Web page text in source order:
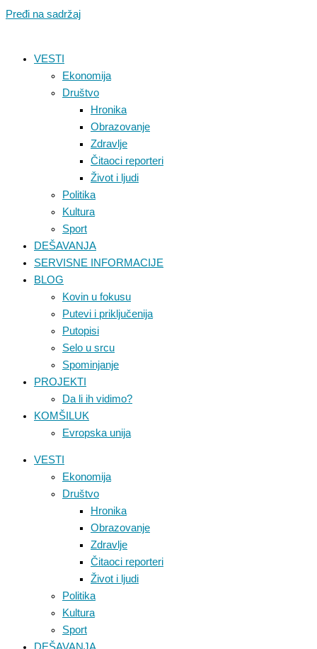
Pređi na sadržaj
VESTI
Ekonomija
Društvo
Hronika
Obrazovanje
Zdravlje
Čitaoci reporteri
Život i ljudi
Politika
Kultura
Sport
DEŠAVANJA
SERVISNE INFORMACIJE
BLOG
Kovin u fokusu
Putevi i priključenija
Putopisi
Selo u srcu
Spominjanje
PROJEKTI
Da li ih vidimo?
KOMŠILUK
Evropska unija
VESTI
Ekonomija
Društvo
Hronika
Obrazovanje
Zdravlje
Čitaoci reporteri
Život i ljudi
Politika
Kultura
Sport